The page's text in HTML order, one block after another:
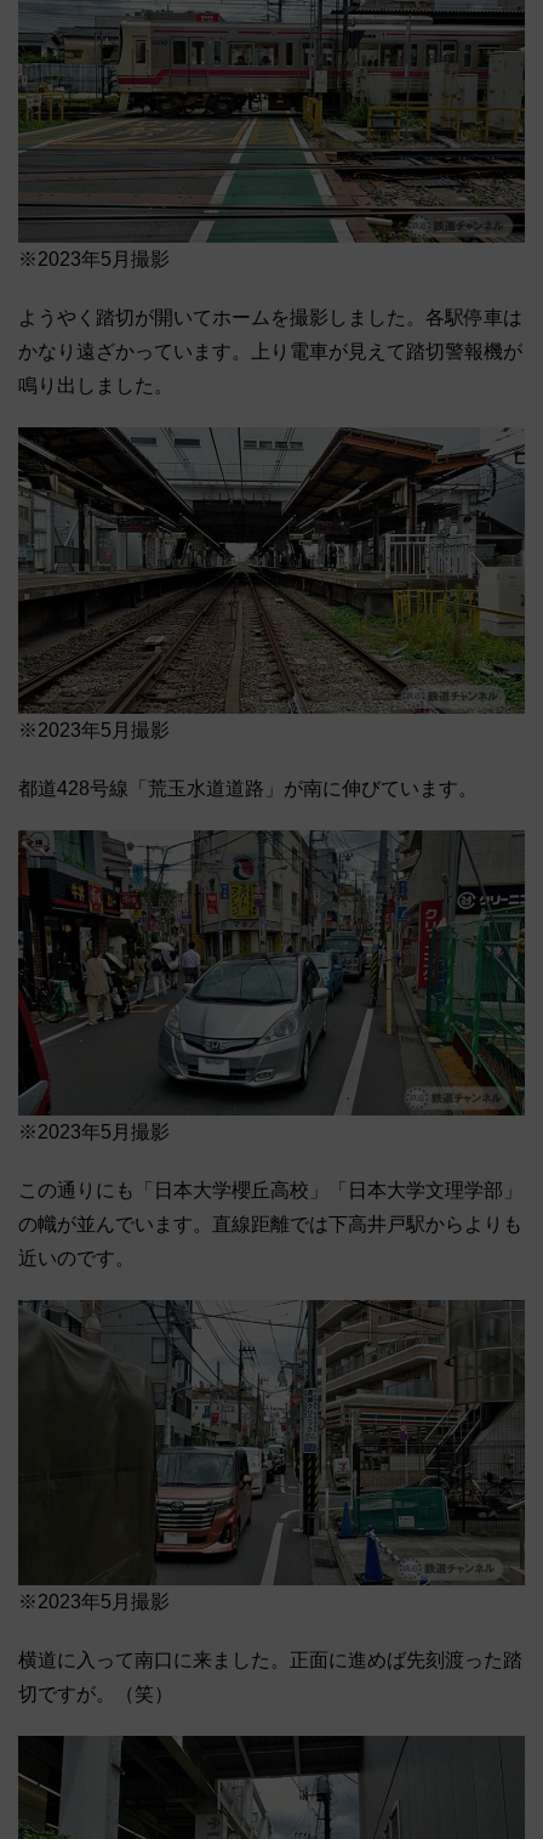
※2023年5月撮影
ようやく踏切が開いてホームを撮影しました。各駅停車は
かなり遠ざかっています。上り電車が見えて踏切警報機が
鳴り出しました。
※2023年5月撮影
都道428号線「荒玉水道道路」が南に伸びています。
※2023年5月撮影
この通りにも「日本大学櫻丘高校」「日本大学文理学部」
の幟が並んでいます。直線距離では下高井戸駅からよりも
近いのです。
※2023年5月撮影
横道に入って南口に来ました。正面に進めば先刻渡った踏
切ですが。（笑）